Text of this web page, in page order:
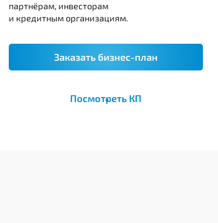
Заказать бизнес-план
партнёрам, инвесторам
и кредитным организациям.
Посмотреть КП